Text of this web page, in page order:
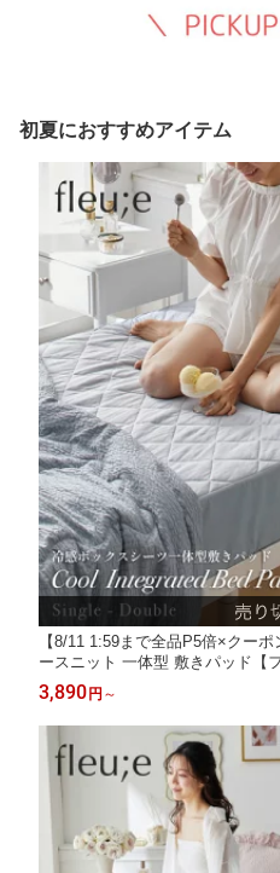
初夏におすすめアイテム
【8/11 1:59まで全品P5倍×クー
ースニット 一体型 敷きパッド【
シリーズ 敷きパッド シングル ダ
用 寝具 マットレスカバー fleu;e
3,890 円 ～